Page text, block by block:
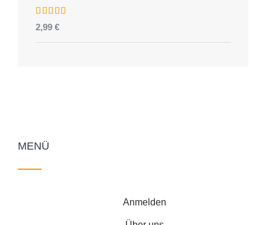
Bewertet
mit5.00
von 5
2,99 €
MENÜ
Anmelden